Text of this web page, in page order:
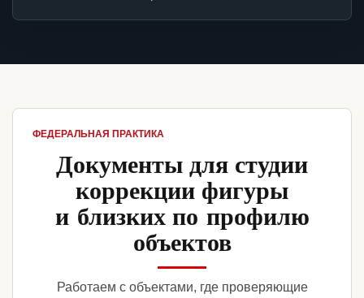
ФЕДЕРАЛЬНАЯ ПРАКТИКА
Документы для студии
коррекции фигуры
и близких по профилю
объектов
Работаем с объектами, где проверяющие